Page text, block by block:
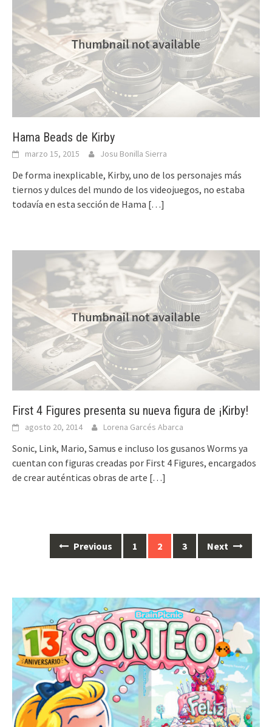
Hama Beads de Kirby
marzo 15, 2015 Josu Bonilla Sierra
De forma inexplicable, Kirby, uno de los personajes más
tiernos y dulces del mundo de los videojuegos, no estaba
todavía en esta sección de Hama […]
First 4 Figures presenta su nueva figura de ¡Kirby!
agosto 20, 2014 Lorena Garcés Abarca
Sonic, Link, Mario, Samus e incluso los gusanos Worms ya
cuentan con figuras creadas por First 4 Figures, encargados
de crear auténticas obras de arte […]
navigation
Previous 1 2 3 Next